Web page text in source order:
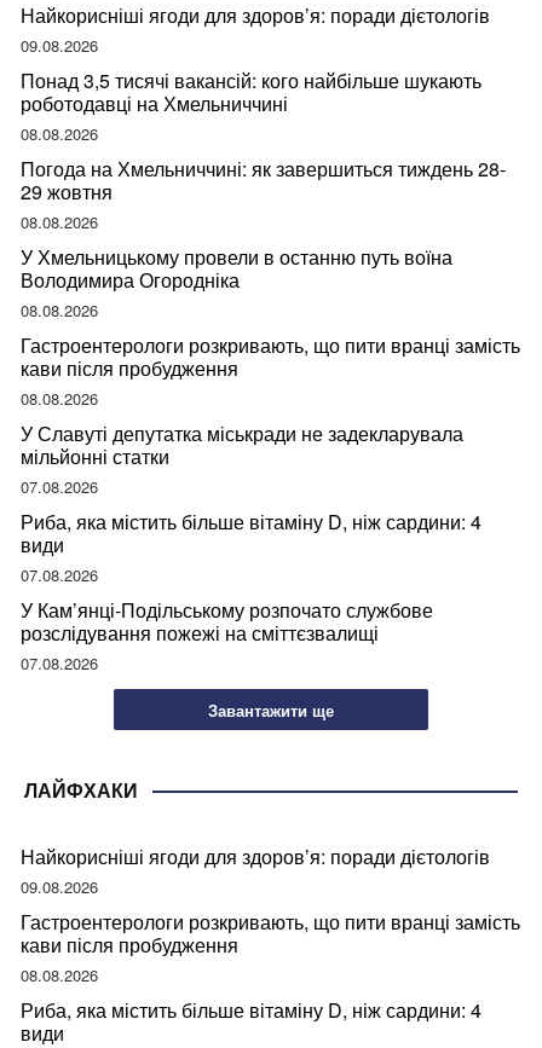
Найкорисніші ягоди для здоров’я: поради дієтологів
09.08.2026
Понад 3,5 тисячі вакансій: кого найбільше шукають
роботодавці на Хмельниччині
08.08.2026
Погода на Хмельниччині: як завершиться тиждень 28-
29 жовтня
08.08.2026
У Хмельницькому провели в останню путь воїна
Володимира Огородніка
08.08.2026
Гастроентерологи розкривають, що пити вранці замість
кави після пробудження
08.08.2026
У Славуті депутатка міськради не задекларувала
мільйонні статки
07.08.2026
Риба, яка містить більше вітаміну D, ніж сардини: 4
види
07.08.2026
У Кам’янці-Подільському розпочато службове
розслідування пожежі на сміттєзвалищі
07.08.2026
Завантажити ще
ЛАЙФХАКИ
Найкорисніші ягоди для здоров’я: поради дієтологів
09.08.2026
Гастроентерологи розкривають, що пити вранці замість
кави після пробудження
08.08.2026
Риба, яка містить більше вітаміну D, ніж сардини: 4
види